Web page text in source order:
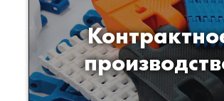
Производство
пластиков и
образцам либо